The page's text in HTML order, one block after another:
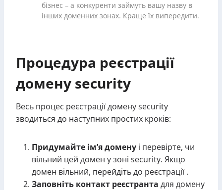
бізнес – а конкуренти займуть вашу назву в
інших доменних зонах. Краще їх випередити.
Процедура реєстрації
домену security
Весь процес реєстрації домену security
зводиться до наступних простих кроків:
Придумайте ім’я домену і перевірте, чи
вільний цей домен у зоні security. Якщо
домен вільний, перейдіть до реєстрації .
Заповніть контакт реєстранта для домену